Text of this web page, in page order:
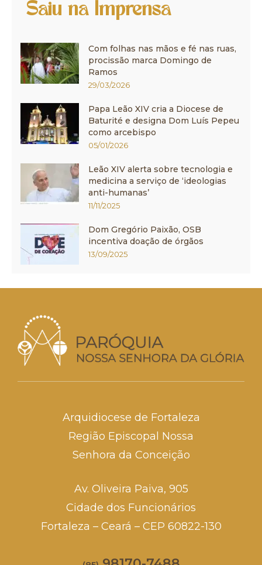
Saiu na Imprensa
Com folhas nas mãos e fé nas ruas,
procissão marca Domingo de
Ramos
29/03/2026
Papa Leão XIV cria a Diocese de
Baturité e designa Dom Luís Pepeu
como arcebispo
05/01/2026
Leão XIV alerta sobre tecnologia e
medicina a serviço de ‘ideologias
anti-humanas’
11/11/2025
Dom Gregório Paixão, OSB
incentiva doação de órgãos
13/09/2025
Arquidiocese de Fortaleza
Região Episcopal Nossa
Senhora da Conceição
Av. Oliveira Paiva, 905
Cidade dos Funcionários
Fortaleza – Ceará – CEP 60822-130